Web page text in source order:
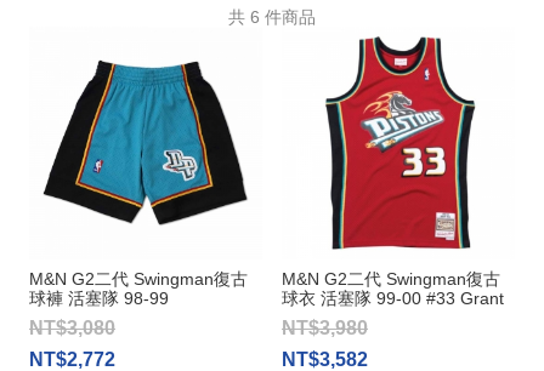
共 6 件商品
M&N G2二代 Swingman復古
球褲 活塞隊 98-99
NT$3,080
NT$2,772
M&N G2二代 Swingman復古
球衣 活塞隊 99-00 #33 Grant
Hill
NT$3,980
NT$3,582